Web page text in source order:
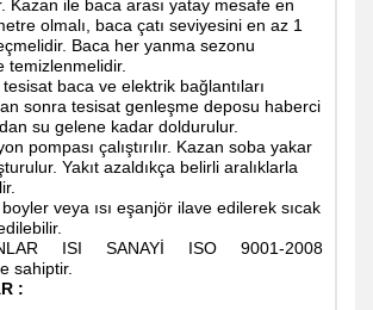
Kazan ile baca arası yatay mesafe en
olmalı, baca çatı seviyesini en az 1
Baca her yanma sezonu
temizlenmelidir.
tesisat baca ve elektrik bağlantıları
sonra tesisat genleşme deposu haberci
su gelene kadar doldurulur.
pompası çalıştırılır. Kazan soba yakar
Yakıt azaldıkça belirli aralıklarla
veya ısı eşanjör ilave edilerek sıcak
ISI SANAYİ ISO 9001-2008
sahiptir.
: